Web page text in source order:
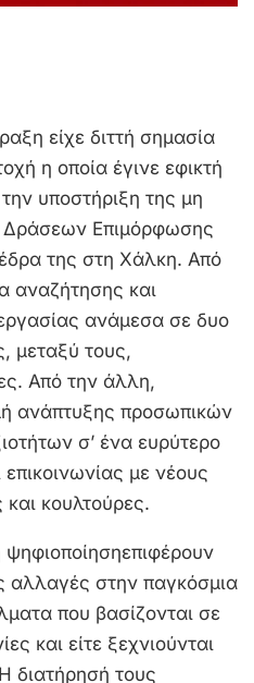
είχε διττή σημασία
η οποία έγινε εφικτή
υποστήριξη της μη
Δράσεων Επιμόρφωσης
της στη Χάλκη. Από
αναζήτησης και
ανάμεσα σε δυο
μεταξύ τους,
Από την άλλη,
ανάπτυξης προσωπικών
σ’ ένα ευρύτερο
με νέους
κουλτούρες.
αλλαγές στην παγκόσμια
που βασίζονται σε
και είτε ξεχνιούνται
διατήρησή τους